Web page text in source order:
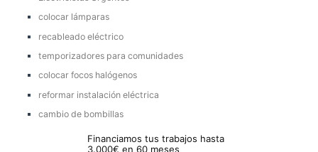
colocar lámparas
recableado eléctrico
temporizadores para comunidades
colocar focos halógenos
reformar instalación eléctrica
cambio de bombillas
Financiamos tus trabajos hasta
3.000€ en 60 meses